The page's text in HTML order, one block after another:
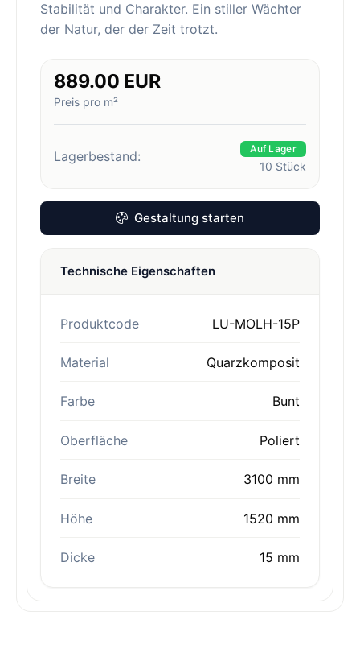
Stabilität und Charakter. Ein stiller Wächter
der Natur, der der Zeit trotzt.
889.00 EUR
Preis pro m²
Lagerbestand: Auf Lager
10 Stück
Gestaltung starten
Technische Eigenschaften
Produktcode LU-MOLH-15P
Material Quarzkomposit
Farbe Bunt
Oberfläche Poliert
Breite 3100 mm
Höhe 1520 mm
Dicke 15 mm